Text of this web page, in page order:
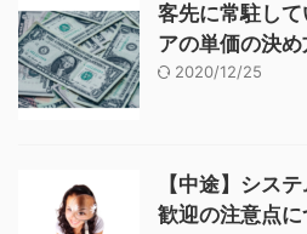
客先に常駐し
アの単価の決
2020/12/25
【中途】シス
歓迎の注意点に